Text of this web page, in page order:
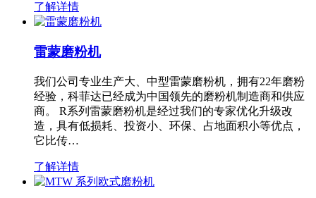
了解详情
雷蒙磨粉机
我们公司专业生产大、中型雷蒙磨粉机，拥有22年磨粉
经验，科菲达已经成为中国领先的磨粉机制造商和供应
商。 R系列雷蒙磨粉机是经过我们的专家优化升级改
造，具有低损耗、投资小、环保、占地面积小等优点，
它比传…
了解详情